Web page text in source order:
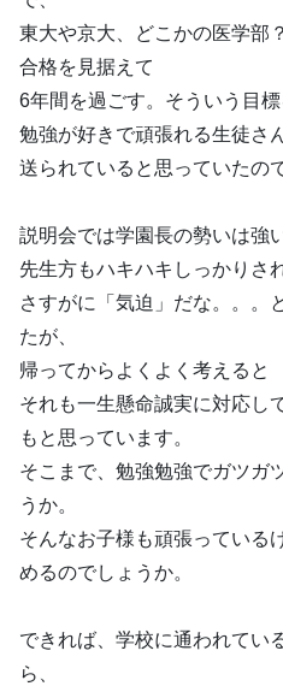
東大や京大、どこかの医学部
合格を見据えて
6年間を過ごす。そういう目標
勉強が好きで頑張れる生徒さ
送られていると思っていたの
説明会では学園長の勢いは強
先生方もハキハキしっかりさ
さすがに「気迫」だな。。。
たが、
帰ってからよくよく考えると
それも一生懸命誠実に対応し
もと思っています。
そこまで、勉強勉強でガツガ
うか。
そんなお子様も頑張っている
めるのでしょうか。
できれば、学校に通われてい
ら、